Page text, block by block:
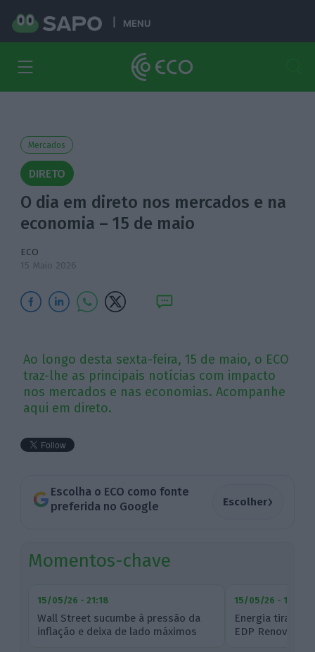
MENU
Mercados
DIRETO
O dia em direto nos mercados e na
economia – 15 de maio
ECO
15 Maio 2026
Ao longo desta sexta-feira, 15 de maio, o ECO
traz-lhe as principais notícias com impacto
nos mercados e nas economias. Acompanhe
aqui em direto.
Escolha o ECO como fonte
preferida no Google
Escolher›
Momentos-chave
15/05/26 - 21:18
Wall Street sucumbe à pressão da
inflação e deixa de lado máximos
15/05/26 - 16:51
Energia tira
EDP